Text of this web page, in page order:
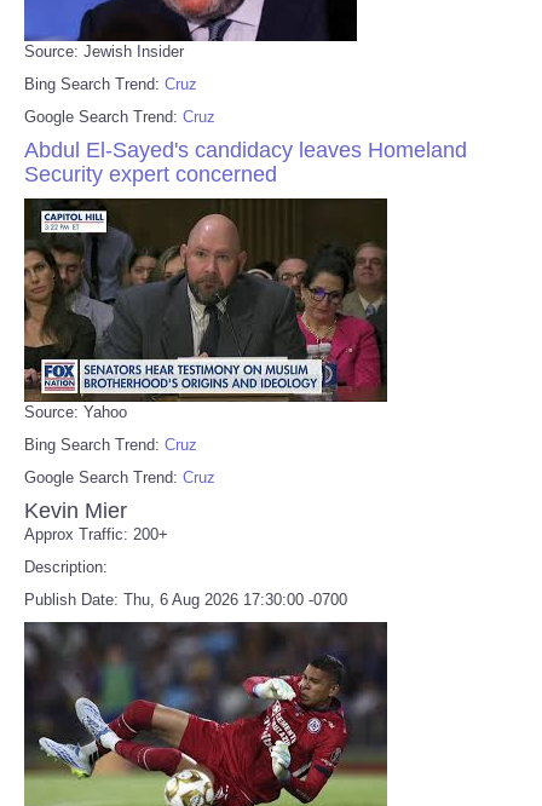
Source: Jewish Insider
Bing Search Trend: Cruz
Google Search Trend: Cruz
Abdul El-Sayed's candidacy leaves Homeland
Security expert concerned
Source: Yahoo
Bing Search Trend: Cruz
Google Search Trend: Cruz
Kevin Mier
Approx Traffic: 200+
Description:
Publish Date: Thu, 6 Aug 2026 17:30:00 -0700